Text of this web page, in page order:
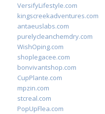
VersifyLifestyle.com
kingscreekadventures.com
antaeuslabs.com
purelycleanchemdry.com
WishOping.com
shoplegacee.com
bonvivantshop.com
CupPlante.com
mpzin.com
stcreal.com
PopUpFlea.com